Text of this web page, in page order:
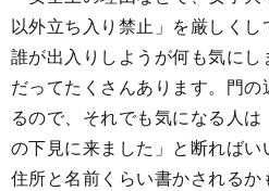
以外立ち入り禁止」を厳しくし
誰が出入りしようが何も気に
だってたくさんあります。門
るので、それでも気になる人
の下見に来ました」と断ればい
住所と名前くらい書かされる